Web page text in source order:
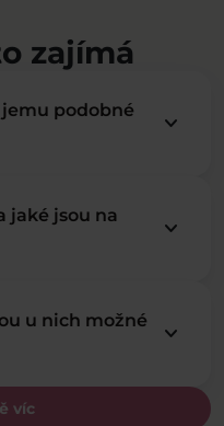
zajímá
víc
jemu podobné
keyboard_arrow_down
jaké jsou na
keyboard_arrow_down
u nich možné
keyboard_arrow_down